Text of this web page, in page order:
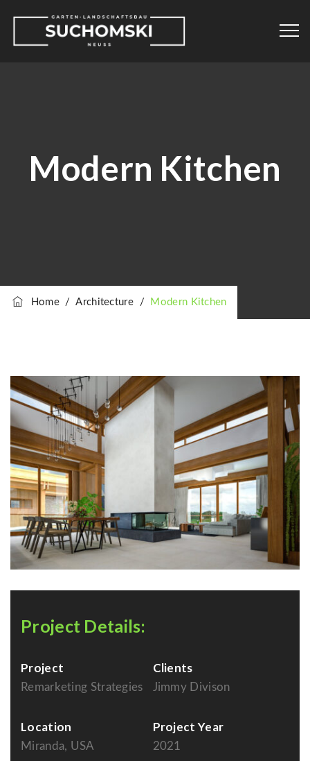
Modern Kitchen
Home/Architecture/ Modern Kitchen
Project Details:
Project
Remarketing Strategies
Clients
Jimmy Divison
Location
Miranda, USA
Project Year
2021